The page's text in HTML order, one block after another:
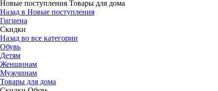
Новые поступления Товары для дома
Назад в Новые поступления
Гигиена
Скидки
Назад во все категории
Обувь
Детям
Женщинам
Мужчинам
Товары для дома